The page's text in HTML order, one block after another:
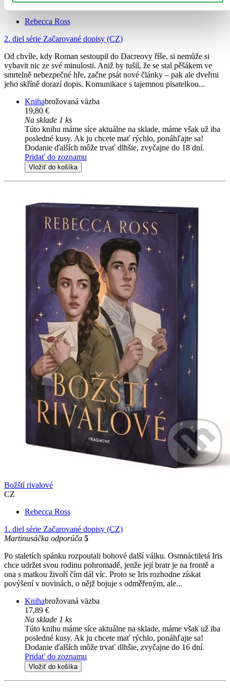
CZ
Rebecca Ross
2. diel série Začarované dopisy (CZ)
Od chvíle, kdy Roman sestoupil do Dacreovy říše, si nemůže si
vybavit nic ze své minulosti. Aniž by tušil, že se stal pěšákem ve
smrtelně nebezpečné hře, začne psát nové články – pak ale dveřmi
jeho skříně dorazí dopis. Komunikace s tajemnou pisatelkou...
Knihabrožovaná väzba
19,80 €
Na sklade 1 ks
Túto knihu máme síce aktuálne na sklade, máme však už iba
posledné kusy. Ak ju chcete mať rýchlo, ponáhľajte sa!
Dodanie ďalších môže trvať dlhšie, zvyčajne do 18 dní.
Pridať do zoznamu
Vložiť do košíka
Božští rivalové
CZ
Rebecca Ross
1. diel série Začarované dopisy (CZ)
Martinusáčka odporúča 5
Po staletích spánku rozpoutali bohové další válku. Osmnáctiletá Iris
chce udržet svou rodinu pohromadě, jenže její bratr je na frontě a
ona s matkou živoří čím dál víc. Proto se Iris rozhodne získat
povýšení v novinách, o nějž bojuje s odměřeným, ale...
Knihabrožovaná väzba
17,89 €
Na sklade 1 ks
Túto knihu máme síce aktuálne na sklade, máme však už iba
posledné kusy. Ak ju chcete mať rýchlo, ponáhľajte sa!
Dodanie ďalších môže trvať dlhšie, zvyčajne do 16 dní.
Pridať do zoznamu
Vložiť do košíka